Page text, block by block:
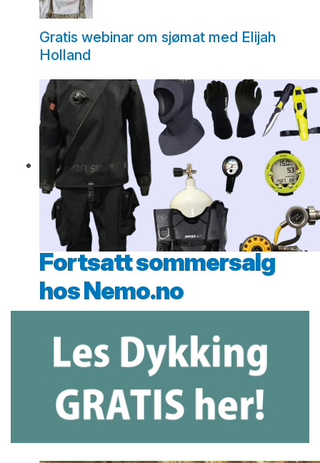
Gratis webinar om sjømat med Elijah
Holland
Fortsatt sommersalg
hos Nemo.no